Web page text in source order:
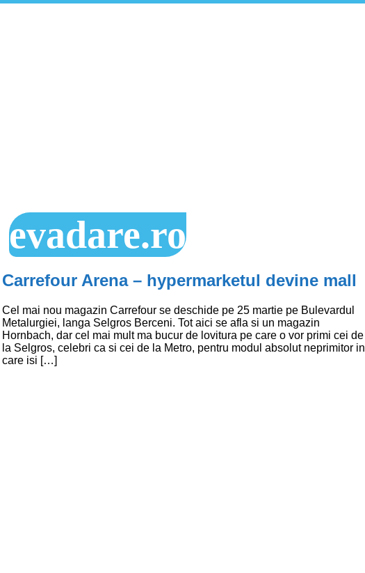
evadare.ro
Carrefour Arena – hypermarketul devine mall
Cel mai nou magazin Carrefour se deschide pe 25 martie pe Bulevardul
Metalurgiei, langa Selgros Berceni. Tot aici se afla si un magazin
Hornbach, dar cel mai mult ma bucur de lovitura pe care o vor primi cei de
la Selgros, celebri ca si cei de la Metro, pentru modul absolut neprimitor in
care isi […]